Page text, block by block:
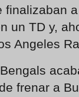
finalizaban
un TD y,
Angeles
frenar a